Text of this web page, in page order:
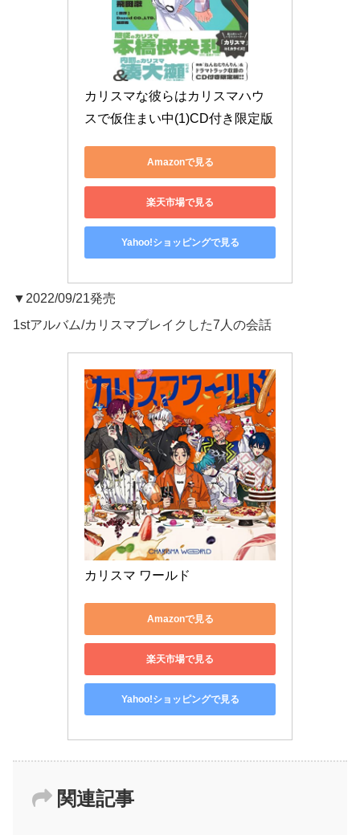
カリスマな彼らはカリスマハウ
スで仮住まい中(1)CD付き限定版
Amazonで見る
楽天市場で見る
Yahoo!ショッピングで見る
▼2022/09/21発売
1stアルバム/カリスマブレイクした7人の会話
カリスマ ワールド
Amazonで見る
楽天市場で見る
Yahoo!ショッピングで見る
関連記事